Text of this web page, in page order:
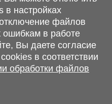
108 В, 224701
предоставленная на сайте
технических
а также стоимости и
информационный характер и
определяемой п.2 ст.407
Беларусь.
данных
в настройках
файлов
ошибкам в работе
Вы даете согласие
в соответствии
обработки файлов